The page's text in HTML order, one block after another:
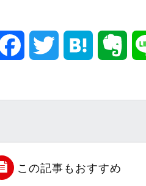
b t n
この記事もおすすめ